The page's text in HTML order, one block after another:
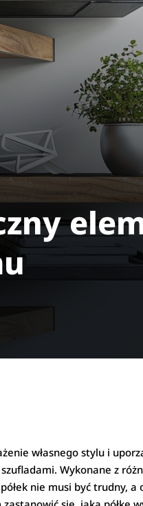
własnego stylu i
Wykonane z
nie musi być trudny,